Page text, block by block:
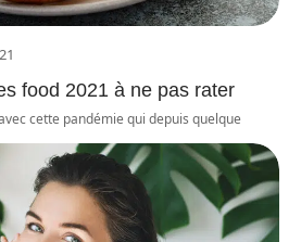
food 2021 à ne pas rater
cette pandémie qui depuis quelque